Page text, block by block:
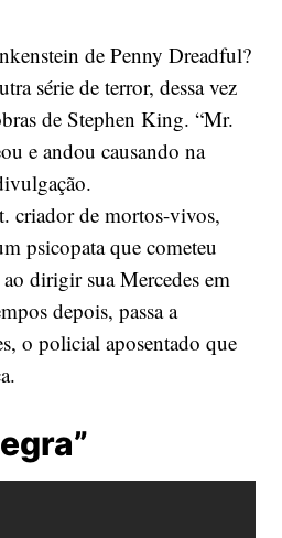
de Penny Dreadful?
série de terror, dessa vez
de Stephen King. “Mr.
e andou causando na
criador de mortos-vivos,
psicopata que cometeu
ao dirigir sua Mercedes em
depois, passa a
o policial aposentado que